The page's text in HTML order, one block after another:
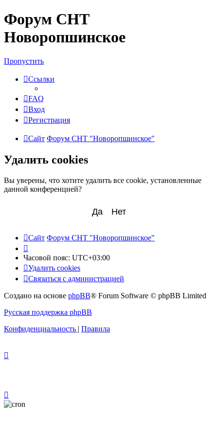
Форум СНТ
Новоропшинское
Пропустить
Ссылки
FAQ
Вход
Регистрация
Сайт Форум СНТ "Новоропшинское"
Удалить cookies
Вы уверены, что хотите удалить все cookie, установленные
данной конференцией?
Сайт Форум СНТ "Новоропшинское"
Часовой пояс: UTC+03:00
Удалить cookies
Связаться с администрацией
Создано на основе phpBB® Forum Software © phpBB Limited
Русская поддержка phpBB
Конфиденциальность | Правила